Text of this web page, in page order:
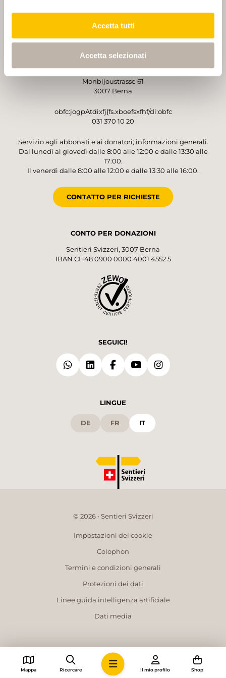
Accetta tutti
Accetta selezionati
GESTORE
Monbijoustrasse 61
3007 Berna
obfc:jogpAtdixfj{fs.xboefsxfhf/di:obfc
031 370 10 20
Servizio agli abbonati e ai donatori; informazioni generali.
Dal lunedì al giovedì dalle 8:00 alle 12:00 e dalle 13:30 alle
17:00.
Il venerdì dalle 8:00 alle 12:00 e dalle 13:30 alle 16:00.
CONTATTO PER RICHIESTE
CONTO PER DONAZIONI
Sentieri Svizzeri, 3007 Berna
IBAN CH48 0900 0000 4001 4552 5
SEGUICI!
LINGUE
DE FR IT
© 2026 • Sentieri Svizzeri
Impostazioni dei cookie
Colophon
Termini e condizioni generali
Protezioni dei dati
Linee guida intelligenza artificiale
Dati media
Mappa Ricercare Il mio profilo Shop